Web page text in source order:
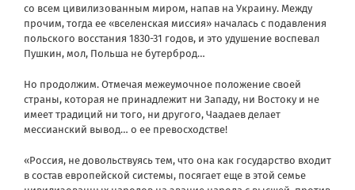
со всем цивилизованным миром, напав на Украину. Между
прочим, тогда ее «вселенская миссия» началась с подавления
польского восстания 1830-31 годов, и это удушение воспевал
Пушкин, мол, Польша не бутерброд…
Но продолжим. Отмечая межеумочное положение своей
страны, которая не принадлежит ни Западу, ни Востоку и не
имеет традиций ни того, ни другого, Чаадаев делает
мессианский вывод… о ее превосходстве!
«Россия, не довольствуясь тем, что она как государство входит
в состав европейской системы, посягает еще в этой семье